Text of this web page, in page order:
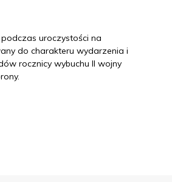
uroczystości na
do charakteru wydarzenia i
rocznicy wybuchu II wojny